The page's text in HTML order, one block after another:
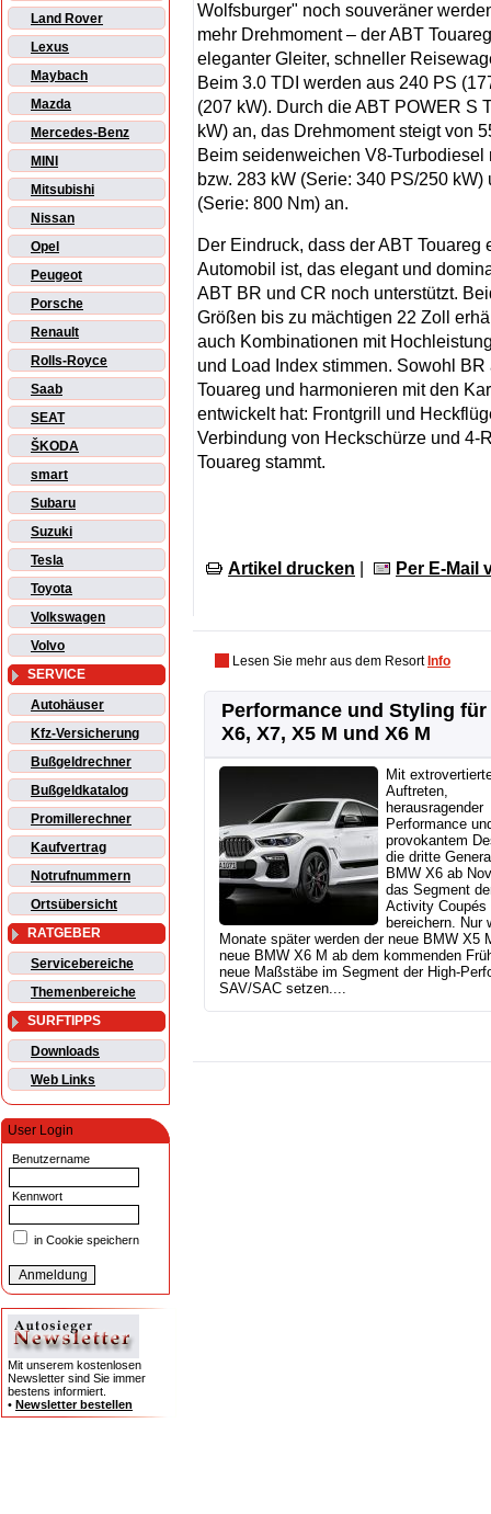
Land Rover
Lexus
Maybach
Mazda
Mercedes-Benz
MINI
Mitsubishi
Nissan
Opel
Peugeot
Porsche
Renault
Rolls-Royce
Saab
SEAT
ŠKODA
smart
Subaru
Suzuki
Tesla
Toyota
Volkswagen
Volvo
SERVICE
Autohäuser
Kfz-Versicherung
Bußgeldrechner
Bußgeldkatalog
Promillerechner
Kaufvertrag
Notrufnummern
Ortsübersicht
RATGEBER
Servicebereiche
Themenbereiche
SURFTIPPS
Downloads
Web Links
User Login
Benutzername
Kennwort
in Cookie speichern
Mit unserem kostenlosen
Newsletter sind Sie immer
bestens informiert.
• Newsletter bestellen
Wolfsburger" noch souveräner
mehr Drehmoment – der ABT
eleganter Gleiter, schneller
Beim 3.0 TDI werden aus 240 PS
(207 kW). Durch die ABT POWER S
kW) an, das Drehmoment steigt von
Beim seidenweichen V8-
bzw. 283 kW (Serie: 340 PS/250
(Serie: 800 Nm) an.
Der Eindruck, dass der ABT
Automobil ist, das elegant und
ABT BR und CR noch unterstützt.
Größen bis zu mächtigen 22 Zoll
auch Kombinationen mit
und Load Index stimmen. Sowohl
Touareg und harmonieren mit den
entwickelt hat: Frontgrill und
Verbindung von Heckschürze und
Touareg stammt.
Artikel drucken Per E-Mail
Lesen Sie mehr aus dem Resort Info
Performance und Styling für
X6, X7, X5 M und X6 M
Mit
Auftreten,
herausragender
Performance
provokantem
die dritte
BMW X6 ab
das Segment
Activity Coupés
bereichern. Nur
Monate später werden der neue BMW X5
neue BMW X6 M ab dem kommenden
neue Maßstäbe im Segment der High-
SAV/SAC setzen....